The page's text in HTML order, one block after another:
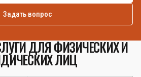
Задать вопрос
ДЛЯ ФИЗИЧЕСКИХ И
ЛИЦ